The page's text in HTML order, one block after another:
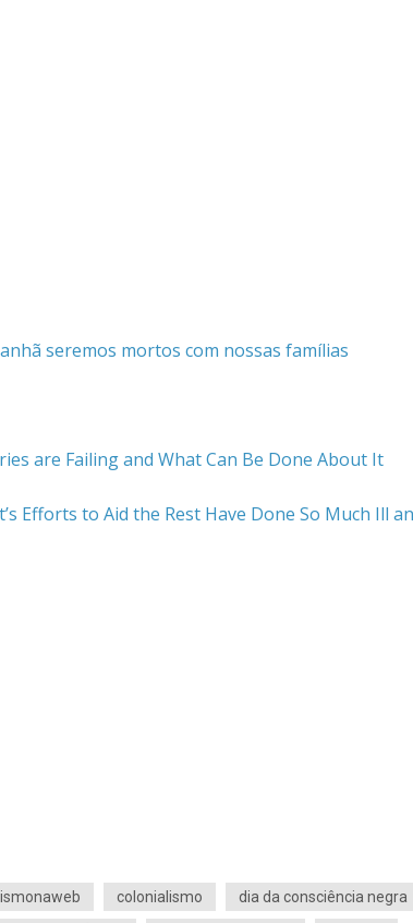
seremos mortos com nossas famílias
are Failing and What Can Be Done About It
Efforts to Aid the Rest Have Done So Much Ill
colonialismo dia da consciência negra